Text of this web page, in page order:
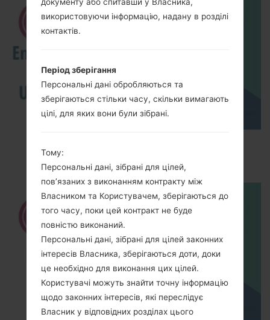
використовуючи інформацію, надану в розділі
контактів.
Період зберігання
Персональні дані обробляються та
зберігаються стільки часу, скільки вимагають
цілі, для яких вони були зібрані.
Тому:
Персональні дані, зібрані для цілей,
пов’язаних з виконанням контракту між
Власником та Користувачем, зберігаються до
того часу, поки цей контракт не буде
повністю виконаний.
Персональні дані, зібрані для цілей законних
інтересів Власника, зберігаються доти, доки
це необхідно для виконання цих цілей.
Користувачі можуть знайти точну інформацію
щодо законних інтересів, які переслідує
Власник у відповідних розділах цього